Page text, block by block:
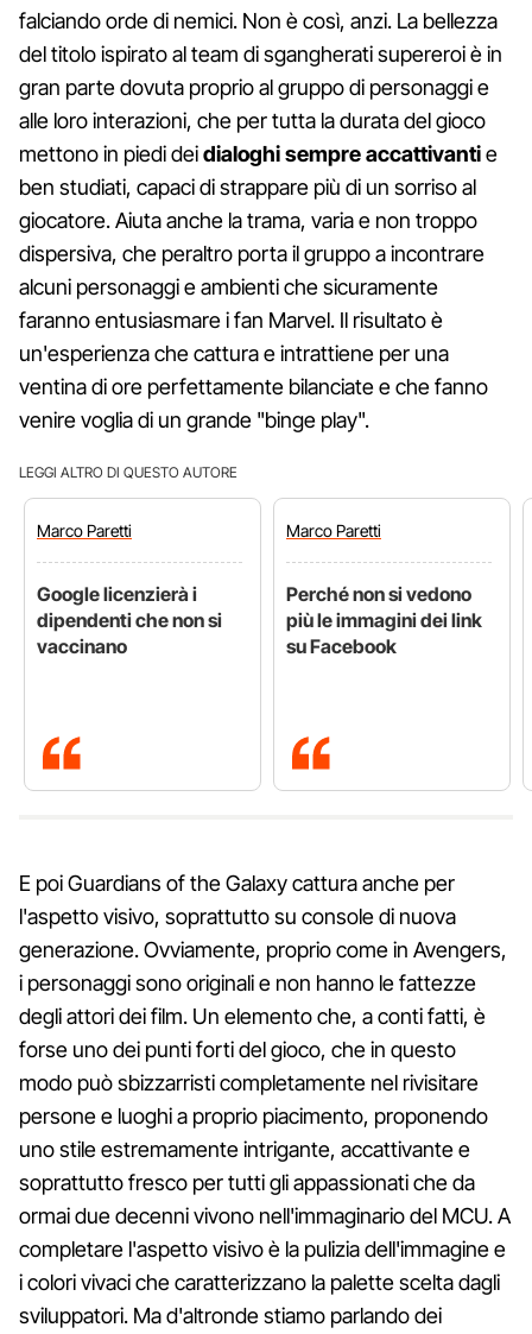
falciando orde di nemici. Non è così, anzi. La bellezza
del titolo ispirato al team di sgangherati supereroi è in
gran parte dovuta proprio al gruppo di personaggi e
alle loro interazioni, che per tutta la durata del gioco
mettono in piedi deidialoghi sempre accattivantie
ben studiati, capaci di strappare più di un sorriso al
giocatore. Aiuta anche la trama, varia e non troppo
dispersiva, che peraltro porta il gruppo a incontrare
alcuni personaggi e ambienti che sicuramente
faranno entusiasmare i fan Marvel. Il risultato è
un'esperienza che cattura e intrattiene per una
ventina di ore perfettamente bilanciate e che fanno
venire voglia di un grande "binge play".
LEGGI ALTRO DI QUESTO AUTORE
MarcoParetti
Google licenzierà i
dipendenti che non si
vaccinano
MarcoParetti
Perché non si vedono
più le immagini dei link
su Facebook
E poi Guardians of the Galaxy cattura anche per
l'aspetto visivo, soprattutto su console di nuova
generazione. Ovviamente, proprio come in Avengers,
i personaggi sono originali e non hanno le fattezze
degli attori dei film. Un elemento che, a conti fatti, è
forse uno dei punti forti del gioco, che in questo
modo può sbizzarristi completamente nel rivisitare
persone e luoghi a proprio piacimento, proponendo
uno stile estremamente intrigante, accattivante e
soprattutto fresco per tutti gli appassionati che da
ormai due decenni vivono nell'immaginario del MCU. A
completare l'aspetto visivo è la pulizia dell'immagine e
i colori vivaci che caratterizzano la palette scelta dagli
sviluppatori. Ma d'altronde stiamo parlando dei